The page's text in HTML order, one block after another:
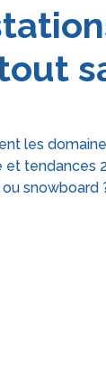
les
tendances